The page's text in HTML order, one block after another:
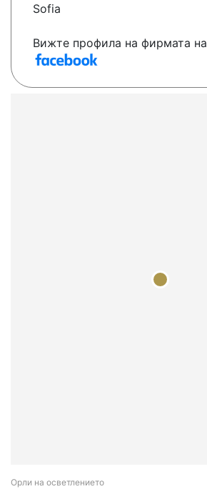
Sofia
Вижте профила на фирмата на
Орли на осветлението